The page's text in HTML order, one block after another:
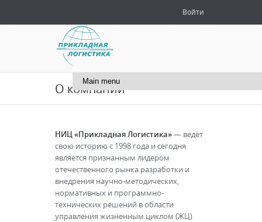
Войти
О компании
НИЦ «Прикладная Логистика»— ведёт
свою историю с 1998 года и сегодня
является признанным лидером
отечественного рынка разработки и
внедрения научно-методических,
нормативных и программно-
технических решений в области
управления жизненным циклом (ЖЦ)